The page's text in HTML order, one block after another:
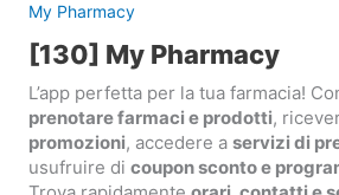
My Pharmacy
[130] My Pharmacy
L’app perfetta per la tua farmacia!
prenotare farmaci e prodotti,
promozioni, accedere a servizi di
usufruire di coupon sconto e